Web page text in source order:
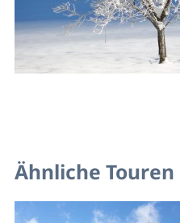
Ähnliche Touren